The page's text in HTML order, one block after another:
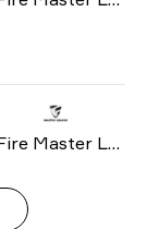
eFire Master League: North America season 2 2020